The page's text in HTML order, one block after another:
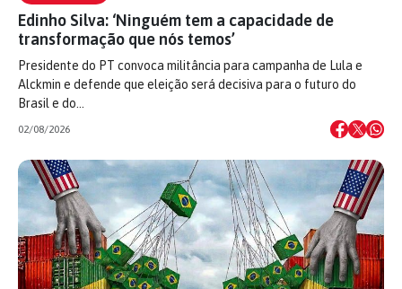
Edinho Silva: ‘Ninguém tem a capacidade de
transformação que nós temos’
Presidente do PT convoca militância para campanha de Lula e
Alckmin e defende que eleição será decisiva para o futuro do
Brasil e do…
02/08/2026